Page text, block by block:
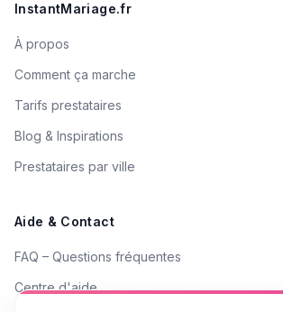
InstantMariage.fr
À propos
Comment ça marche
Tarifs prestataires
Blog & Inspirations
Prestataires par ville
Aide & Contact
FAQ – Questions fréquentes
Centre d'aide